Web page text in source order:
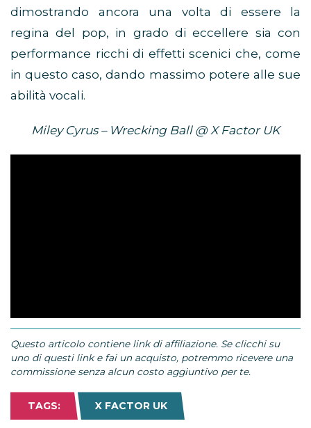
dimostrando ancora una volta di essere la
regina del pop, in grado di eccellere sia con
performance ricchi di effetti scenici che, come
in questo caso, dando massimo potere alle sue
abilità vocali.
Miley Cyrus – Wrecking Ball @ X Factor UK
Questo articolo contiene link di affiliazione. Se clicchi su
uno di questi link e fai un acquisto, potremmo ricevere una
commissione senza alcun costo aggiuntivo per te.
TAGS: X FACTOR UK